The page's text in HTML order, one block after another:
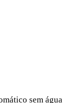
sem água